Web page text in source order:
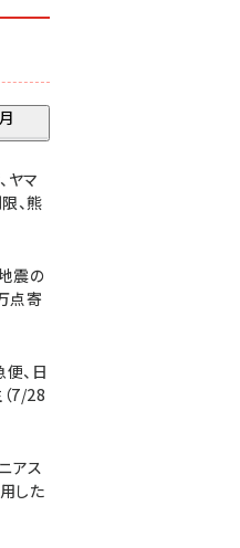
ヤマ
、熊
震の
点寄
、日
7/28
アス
した